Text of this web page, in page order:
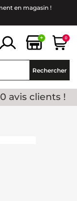
en magasin !
+ 0
Rechercher
avis clients !